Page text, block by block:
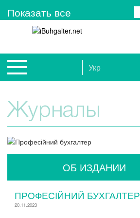
Показать все
Укр
Журналы
ОБ ИЗДАНИИ
ПРОФЕСІЙНИЙ БУХГАЛТЕР
20.11.2023